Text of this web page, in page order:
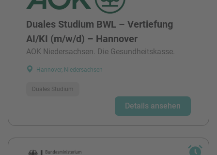
Duales Studium BWL – Vertiefung
AI/KI (m/w/d) – Hannover
AOK Niedersachsen. Die Gesundheitskasse.
Hannover, Niedersachsen
Duales Studium
Details ansehen